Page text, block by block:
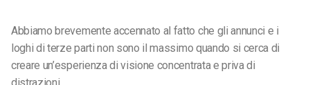
Abbiamo brevemente accennato al fatto che gli annunci e i
loghi di terze parti non sono il massimo quando si cerca di
creare un’esperienza di visione concentrata e priva di